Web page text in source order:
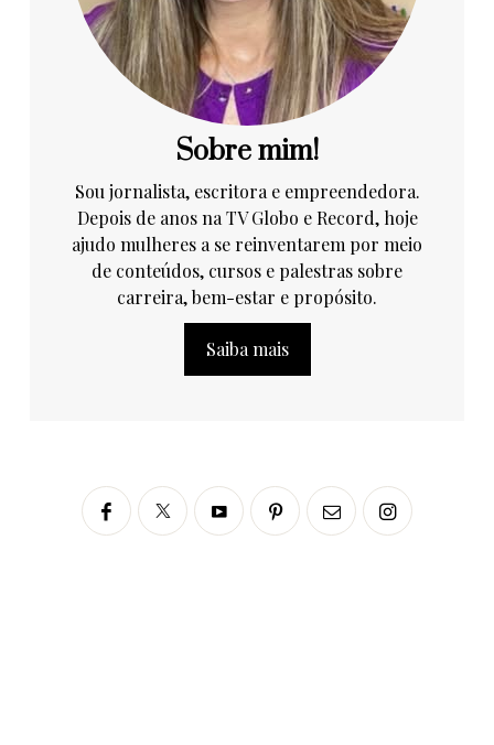
Sobre mim!
Sou jornalista, escritora e empreendedora.
Depois de anos na TV Globo e Record, hoje
ajudo mulheres a se reinventarem por meio
de conteúdos, cursos e palestras sobre
carreira, bem-estar e propósito.
Saiba mais